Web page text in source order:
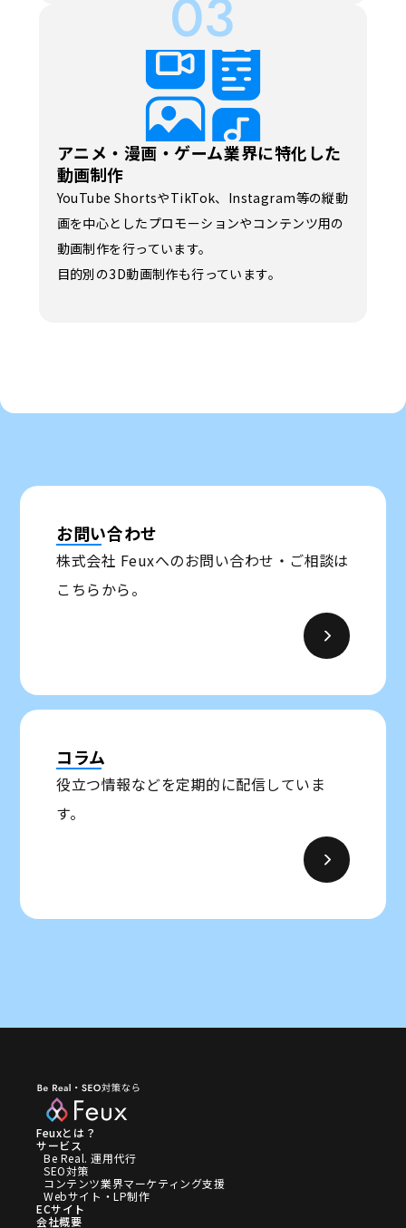
03
アニメ・漫画・ゲーム業界に特化した
動画制作
YouTube ShortsやTikTok、Instagram等の縦動
画を中心としたプロモーションやコンテンツ用の
動画制作を行っています。
目的別の3D動画制作も行っています。
お問い合わせ
株式会社 Feuxへのお問い合わせ・ご相談は
こちらから。
コラム
役立つ情報などを定期的に配信していま
す。
Feuxとは？
サービス
Be Real. 運用代行
SEO対策
コンテンツ業界マーケティング支援
Webサイト・LP制作
ECサイト
会社概要